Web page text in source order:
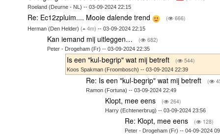
Roeland (Deurne - NL) -- 03-09-2024 22:15
Re: Ec12zpluim.... Mooie dalende trend ( 666)
Herman (Den Helder)( 4m) -- 03-09-2024 22:15
Kan iemand mij uitleggen… ( 682)
Peter - Drogeham (Fr) -- 03-09-2024 22:35
Is een "kul-begrip" wat mij betreft ( 544)
Koos Spakman (Froombosch) -- 03-09-2024 22:39
Re: Is een "kul-begrip" wat mij betreft (
Ramon (Fortuna) -- 03-09-2024 22:49
Klopt, mee eens ( 264)
Harry (Echtenerbrug) -- 03-09-2024 23:56
Re: Klopt, mee eens ( 128)
Peter - Drogeham (Fr) -- 04-09-2024